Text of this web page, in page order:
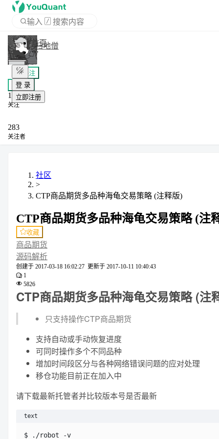
输入 / 搜索内容
APP
登 录
立即注册
扫地僧
+ 关注
私信
1
关注
283
关注者
社区
>
CTP商品期货多品种海龟交易策略 (注释版)
CTP商品期货多品种海龟交易策略 (注
收藏
商品期货
源码解析
创建于 2017-03-18 16:02:27 更新于 2017-10-11 10:40:43
1
5826
CTP商品期货多品种海龟交易策略 (注
只支持操作CTP商品期货
支持自动或手动恢复进度
可同时操作多个不同品种
增加时间段区分与各种网络错误问题的应对处理
移仓功能目前正在加入中
请下载最新托管者并比较版本号是否最新
text
$ ./robot -v